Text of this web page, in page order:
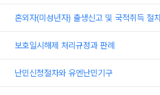
혼외자(미성년자) 출생신고 및 국적취득 절
보호일시해제 처리규정과 판례
난민신청절차와 유엔난민기구